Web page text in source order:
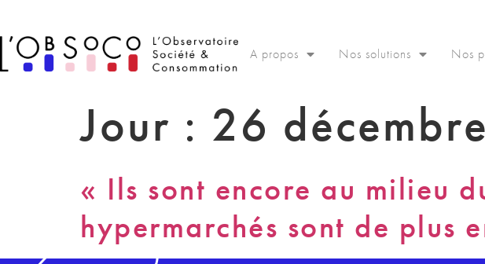
A propos Nos solutions Nos
Jour : 26
« Ils sont encore au milieu
hypermarchés sont de plus